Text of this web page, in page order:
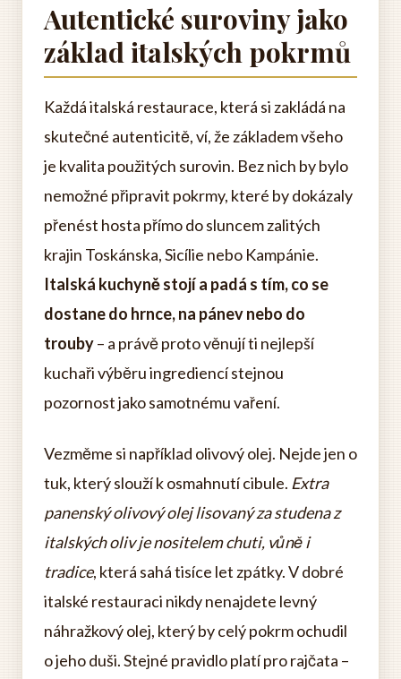
Autentické suroviny jako
základ italských pokrmů
Každá italská restaurace, která si zakládá na
skutečné autenticitě, ví, že základem všeho
je kvalita použitých surovin. Bez nich by bylo
nemožné připravit pokrmy, které by dokázaly
přenést hosta přímo do sluncem zalitých
krajin Toskánska, Sicílie nebo Kampánie.
Italská kuchyně stojí a padá s tím, co se
dostane do hrnce, na pánev nebo do
trouby– a právě proto věnují ti nejlepší
kuchaři výběru ingrediencí stejnou
pozornost jako samotnému vaření.
Vezměme si například olivový olej. Nejde jen o
tuk, který slouží k osmahnutí cibule. Extra
panenský olivový olej lisovaný za studena z
italských oliv je nositelem chuti, vůně i
tradice, která sahá tisíce let zpátky. V dobré
italské restauraci nikdy nenajdete levný
náhražkový olej, který by celý pokrm ochudil
o jeho duši. Stejné pravidlo platí pro rajčata –